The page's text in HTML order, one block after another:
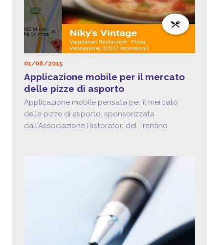
01/06/2015
Applicazione mobile per il mercato
delle pizze di asporto
Applicazione mobile pensata per il mercato
delle pizze di asporto, sponsorizzata
dall'Associazione Ristoratori del Trentino.